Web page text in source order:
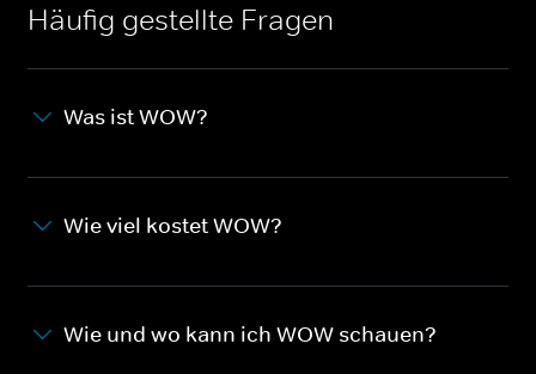
Häufig gestellte Fragen
Was ist WOW?
Wie viel kostet WOW?
Wie und wo kann ich WOW schauen?